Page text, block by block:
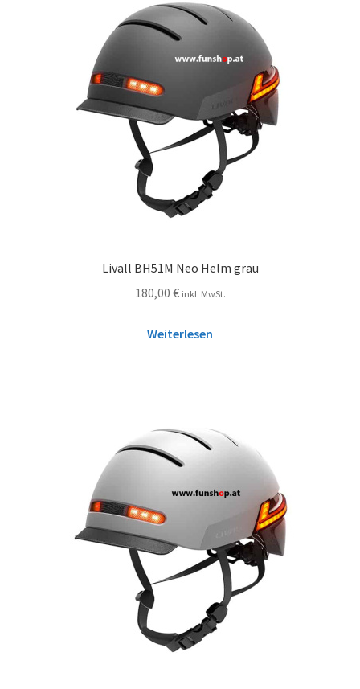
Livall BH51M Neo Helm grau
180,00 € inkl. MwSt.
Weiterlesen